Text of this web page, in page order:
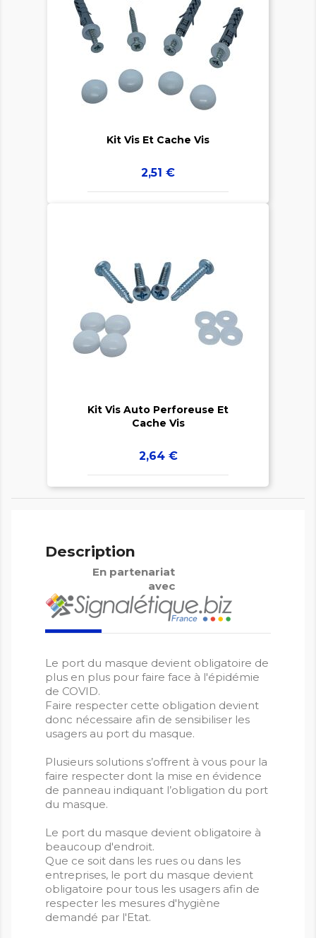

Kit Vis Et Cache Vis
Prix
2,51 €

Kit Vis Auto Perforeuse Et
Cache Vis
Prix
2,64 €
Description
En partenariat
avec
Le port du masque devient obligatoire de
plus en plus pour faire face à l'épidémie
de COVID.
Faire respecter cette obligation devient
donc nécessaire afin de sensibiliser les
usagers au port du masque.
Plusieurs solutions s’offrent à vous pour la
faire respecter dont la mise en évidence
de panneau indiquant l’obligation du port
du masque.
Le port du masque devient obligatoire à
beaucoup d'endroit.
Que ce soit dans les rues ou dans les
entreprises, le port du masque devient
obligatoire pour tous les usagers afin de
respecter les mesures d'hygiène
demandé par l'Etat.